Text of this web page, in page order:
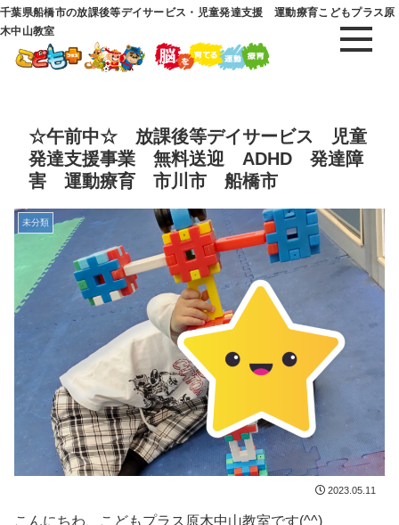
千葉県船橋市の放課後等デイサービス・児童発達支援 運動療育こどもプラス原
木中山教室
☆午前中☆ 放課後等デイサービス 児童
発達支援事業 無料送迎 ADHD 発達障
害 運動療育 市川市 船橋市
未分類
2023.05.11
こんにちわ、こどもプラス原木中山教室です(^^)